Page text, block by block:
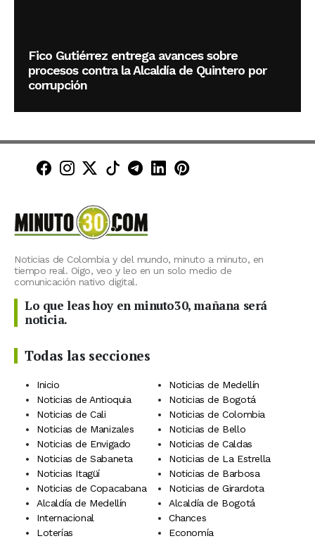
Fico Gutiérrez entrega avances sobre
procesos contra la Alcaldía de Quintero por
corrupción
Minuto30 en Facebook
Minuto30 en Instagram
Minuto30 en X (Twitter)
Minuto30 en TikTok
Canal de Minuto30 en
Minuto30 en LinkedIn
Minuto30 en
Noticias de Colombia y del mundo, minuto a minuto, en
tiempo real. Oigo, veo y leo en un solo medio de
comunicación nativo digital.
Lo que leas hoy en minuto30, mañana será
noticia.
Todas las secciones
Inicio
Noticias de Medellín
Noticias de Antioquia
Noticias de Bogotá
Noticias de Cali
Noticias de Colombia
Noticias de Manizales
Noticias de Bello
Noticias de Envigado
Noticias de Caldas
Noticias de Sabaneta
Noticias de La Estrella
Noticias Itagüí
Noticias de Barbosa
Noticias de Copacabana
Noticias de Girardota
Alcaldía de Medellín
Alcaldía de Bogotá
Internacional
Chances
Loterías
Economía